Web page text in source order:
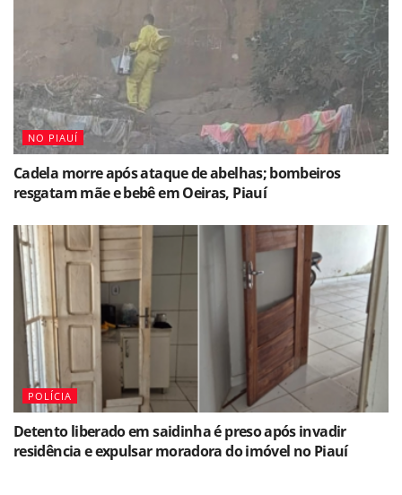
NO PIAUÍ
Cadela morre após ataque de abelhas; bombeiros
resgatam mãe e bebê em Oeiras, Piauí
POLÍCIA
Detento liberado em saidinha é preso após invadir
residência e expulsar moradora do imóvel no Piauí